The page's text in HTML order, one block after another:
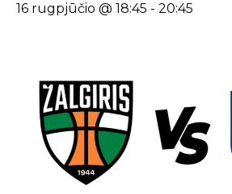
16 rugpjūčio @ 18:45 - 20:45